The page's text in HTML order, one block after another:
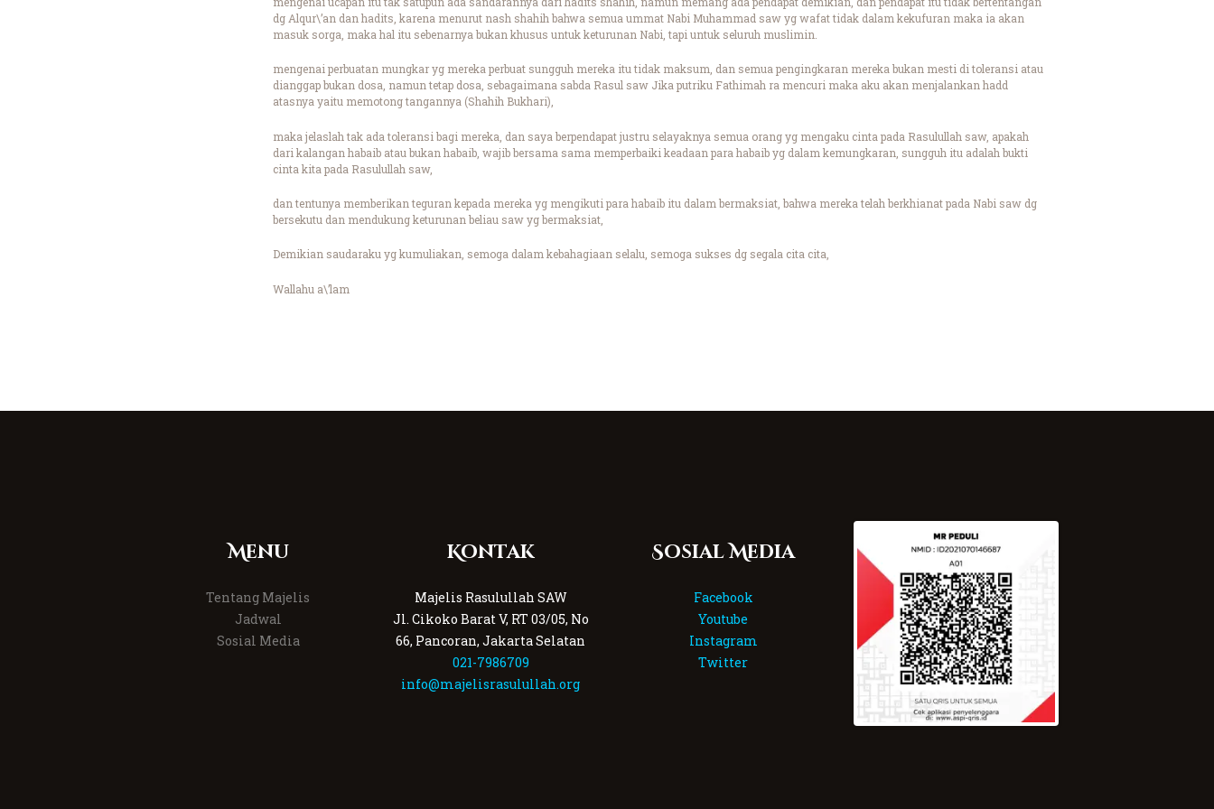
dg Alqur\’an dan hadits, karena menurut nash shahih bahwa semua ummat Nabi Muhammad saw yg wafat tidak dalam kekufuran maka ia akan
masuk sorga, maka hal itu sebenarnya bukan khusus untuk keturunan Nabi, tapi untuk seluruh muslimin.
mengenai perbuatan mungkar yg mereka perbuat sungguh mereka itu tidak maksum, dan semua pengingkaran mereka bukan mesti di toleransi atau
dianggap bukan dosa, namun tetap dosa, sebagaimana sabda Rasul saw Jika putriku Fathimah ra mencuri maka aku akan menjalankan hadd
atasnya yaitu memotong tangannya (Shahih Bukhari),
maka jelaslah tak ada toleransi bagi mereka, dan saya berpendapat justru selayaknya semua orang yg mengaku cinta pada Rasulullah saw, apakah
dari kalangan habaib atau bukan habaib, wajib bersama sama memperbaiki keadaan para habaib yg dalam kemungkaran, sungguh itu adalah bukti
cinta kita pada Rasulullah saw,
dan tentunya memberikan teguran kepada mereka yg mengikuti para habaib itu dalam bermaksiat, bahwa mereka telah berkhianat pada Nabi saw dg
bersekutu dan mendukung keturunan beliau saw yg bermaksiat,
Demikian saudaraku yg kumuliakan, semoga dalam kebahagiaan selalu, semoga sukses dg segala cita cita,
Wallahu a\’lam
Menu
Tentang Majelis
Jadwal
Sosial Media
Kontak
Majelis Rasulullah SAW
Jl. Cikoko Barat V, RT 03/05, No
66, Pancoran, Jakarta Selatan
021-7986709
info@majelisrasulullah.org
Sosial Media
Facebook
Youtube
Instagram
Twitter